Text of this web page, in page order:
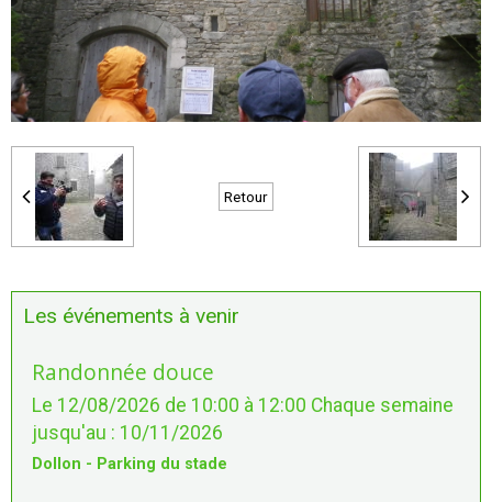
Retour
Les événements à venir
Randonnée douce
Le 12/08/2026 de 10:00 à 12:00 Chaque semaine
jusqu'au : 10/11/2026
Dollon - Parking du stade